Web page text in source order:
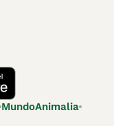
MundoAnimalia